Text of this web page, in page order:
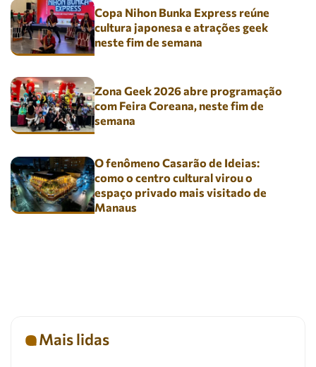
Copa Nihon Bunka Express reúne
cultura japonesa e atrações geek
neste fim de semana
Zona Geek 2026 abre programação
com Feira Coreana, neste fim de
semana
O fenômeno Casarão de Ideias:
como o centro cultural virou o
espaço privado mais visitado de
Manaus
Mais lidas